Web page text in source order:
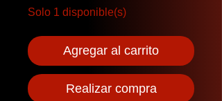
Solo 1 disponible(s)
Agregar al carrito
Realizar compra